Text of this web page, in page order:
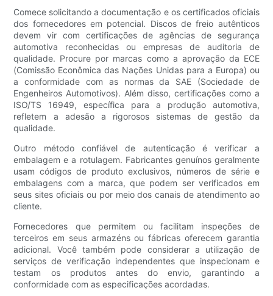
Comece solicitando a documentação e os certificados oficiais
dos fornecedores em potencial. Discos de freio autênticos
devem vir com certificações de agências de segurança
automotiva reconhecidas ou empresas de auditoria de
qualidade. Procure por marcas como a aprovação da ECE
(Comissão Econômica das Nações Unidas para a Europa) ou
a conformidade com as normas da SAE (Sociedade de
Engenheiros Automotivos). Além disso, certificações como a
ISO/TS 16949, específica para a produção automotiva,
refletem a adesão a rigorosos sistemas de gestão da
qualidade.
Outro método confiável de autenticação é verificar a
embalagem e a rotulagem. Fabricantes genuínos geralmente
usam códigos de produto exclusivos, números de série e
embalagens com a marca, que podem ser verificados em
seus sites oficiais ou por meio dos canais de atendimento ao
cliente.
Fornecedores que permitem ou facilitam inspeções de
terceiros em seus armazéns ou fábricas oferecem garantia
adicional. Você também pode considerar a utilização de
serviços de verificação independentes que inspecionam e
testam os produtos antes do envio, garantindo a
conformidade com as especificações acordadas.